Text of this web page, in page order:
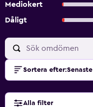
Mediokert
Dåligt
Sortera efter:Senaste
Alla filter